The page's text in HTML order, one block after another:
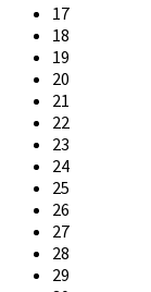
17
18
19
20
21
22
23
24
25
26
27
28
29